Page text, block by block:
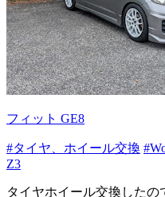
フィット GE8
#タイヤ、ホイール交換
Z3
タイヤホイール交換した